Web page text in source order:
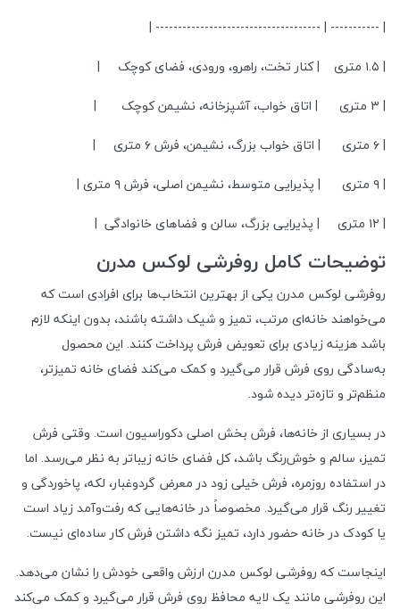
| ----------- | ------------------------------------- |
| ۱.۵ متری | کنار تخت، راهرو، ورودی، فضای کوچک |
| ۳ متری | اتاق خواب، آشپزخانه، نشیمن کوچک |
| ۶ متری | اتاق خواب بزرگ، نشیمن، فرش ۶ متری |
| ۹ متری | پذیرایی متوسط، نشیمن اصلی، فرش ۹ متری |
| ۱۲ متری | پذیرایی بزرگ، سالن و فضاهای خانوادگی |
توضیحات کامل روفرشی لوکس مدرن
روفرشی لوکس مدرن یکی از بهترین انتخاب‌ها برای افرادی است که
می‌خواهند خانه‌ای مرتب، تمیز و شیک داشته باشند، بدون اینکه لازم
باشد هزینه زیادی برای تعویض فرش پرداخت کنند. این محصول
به‌سادگی روی فرش قرار می‌گیرد و کمک می‌کند فضای خانه تمیزتر،
منظم‌تر و تازه‌تر دیده شود.
در بسیاری از خانه‌ها، فرش بخش اصلی دکوراسیون است. وقتی فرش
تمیز، سالم و خوش‌رنگ باشد، کل فضای خانه زیباتر به نظر می‌رسد. اما
در استفاده روزمره، فرش خیلی زود در معرض گردوغبار، لکه، پاخوردگی و
تغییر رنگ قرار می‌گیرد. مخصوصاً در خانه‌هایی که رفت‌وآمد زیاد است
یا کودک در خانه حضور دارد، تمیز نگه داشتن فرش کار ساده‌ای نیست.
اینجاست که روفرشی لوکس مدرن ارزش واقعی خودش را نشان می‌دهد.
این روفرشی مانند یک لایه محافظ روی فرش قرار می‌گیرد و کمک می‌کند